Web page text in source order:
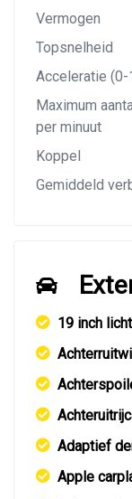
Vermogen
Topsnelheid
Acceleratie
Maximum
per minuut
Koppel
Gemiddeld
19 inch
Adaptief
Apple